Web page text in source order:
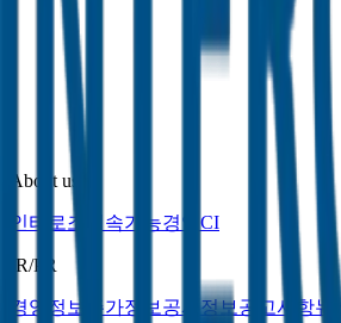
Products
클라렌 제품군
Contact us
문의하기 부정행위제보채용공
About us
인터로조 지속가능경영 CI
IR/PR
경영정보 주가정보 공시정보 공고사항뉴